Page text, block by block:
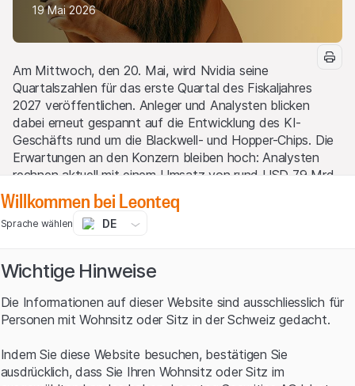
19 Mai 2026
Am Mittwoch, den 20. Mai, wird Nvidia seine
Quartalszahlen für das erste Quartal des Fiskaljahres
2027 veröffentlichen. Anleger und Analysten blicken
dabei erneut gespannt auf die Entwicklung des KI-
Geschäfts rund um die Blackwell- und Hopper-Chips. Die
Erwartungen an den Konzern bleiben hoch: Analysten
rechnen aktuell mit einem Umsatz von rund USD 79 Mrd.
sowie einem Gewinn je Aktie (EPS) von etwa USD 1.77.
Zum Vergleich: Im Vorjahresquartal lag der Umsatz bei
rund USD 44.1 Mrd., während das EPS bei etwa USD
Jahresvergleich um rund 79% und den Gewinn je Aktie um
rund 85% steigern.
Besonders im Fokus steht erneut das Data-Center-
Geschäft, das mittlerweile den Großteil der Erlöse
von Hyperscalern wie Microsoft, Amazon oder Meta
dürfte weiterhin der wichtigste Wachstumstreiber sein.
Willkommen bei Leonteq
Sprache wählen DE
Wichtige Hinweise
Die Informationen auf dieser Website sind ausschliesslich für
Personen mit Wohnsitz oder Sitz in der Schweiz gedacht.
Indem Sie diese Website besuchen, bestätigen Sie
ausdrücklich, dass Sie Ihren Wohnsitz oder Sitz im